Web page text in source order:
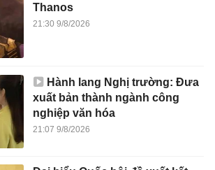
Thanos
21:30 9/8/2026
Hành lang Nghị trường: Đưa
xuất bản thành ngành công
nghiệp văn hóa
21:07 9/8/2026